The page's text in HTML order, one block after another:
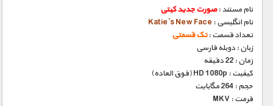
نام مستند :صورت جدید کیتی
نام انگلیسی : Katie’s New Face
تعداد قسمت :تک قسمتی
زبان : دوبله فارسی
زمان : 22 دقیقه
کیفیت : HD 1080p (فوق العاده)
حجم : 264 مگابایت
فرمت : MKV